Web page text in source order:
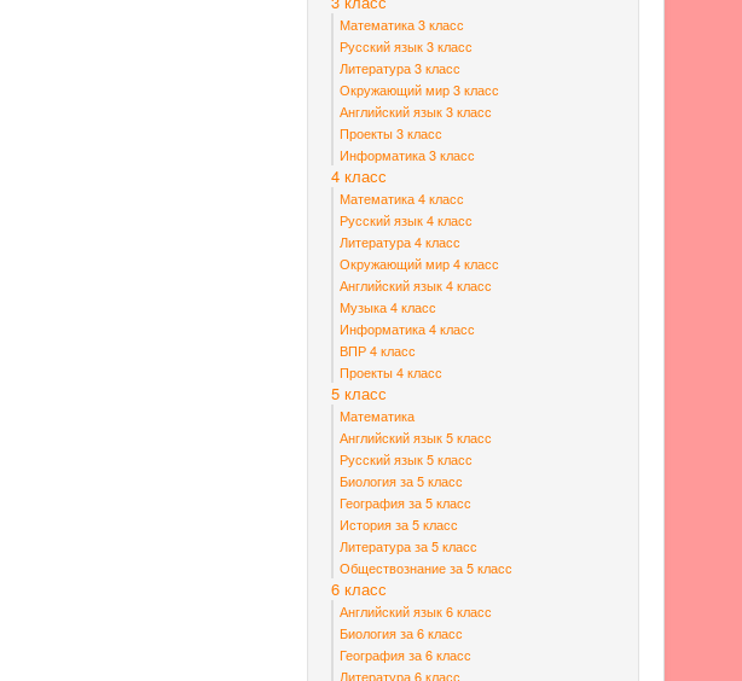
Математика 3 класс
Русский язык 3 класс
Литература 3 класс
Окружающий мир 3 класс
Английский язык 3 класс
Проекты 3 класс
Информатика 3 класс
4 класс
Математика 4 класс
Русский язык 4 класс
Литература 4 класс
Окружающий мир 4 класс
Английский язык 4 класс
Музыка 4 класс
Информатика 4 класс
ВПР 4 класс
Проекты 4 класс
5 класс
Математика
Английский язык 5 класс
Русский язык 5 класс
Биология за 5 класс
География за 5 класс
История за 5 класс
Литература за 5 класс
Обществознание за 5 класс
6 класс
Английский язык 6 класс
Биология за 6 класс
География за 6 класс
Литература 6 класс